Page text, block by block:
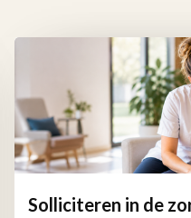
Solliciteren in de